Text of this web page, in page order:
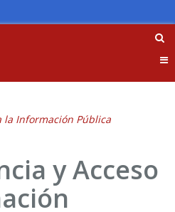
la Información Pública
y Acceso